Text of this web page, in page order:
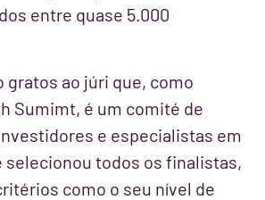
entre quase 5.000
gratos ao júri que, como
Sumimt, é um comité de
e especialistas em
selecionou todos os finalistas,
como o seu nível de